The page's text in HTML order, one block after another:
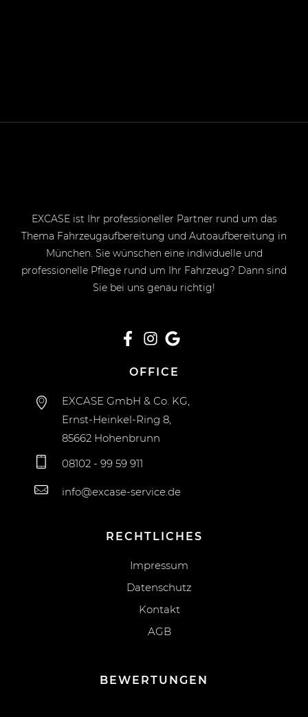
EXCASE ist Ihr professioneller Partner rund um das
Thema Fahrzeugaufbereitung und Autoaufbereitung in
München. Sie wünschen eine individuelle und
professionelle Pflege rund um Ihr Fahrzeug? Dann sind
Sie bei uns genau richtig!
OFFICE
EXCASE GmbH & Co. KG,
Ernst-Heinkel-Ring 8,
85662 Hohenbrunn
08102 - 99 59 911
info@excase-service.de
RECHTLICHES
Impressum
Datenschutz
Kontakt
AGB
BEWERTUNGEN